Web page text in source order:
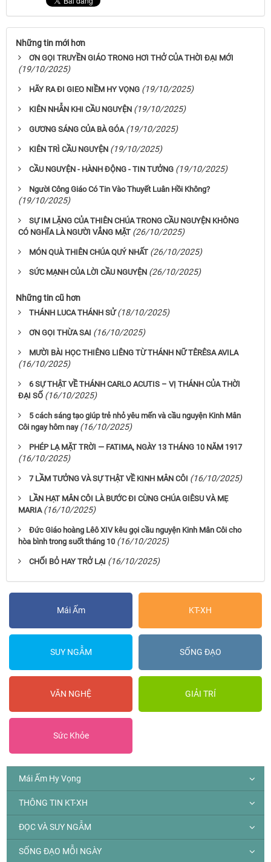
Những tin mới hơn
ƠN GỌI TRUYỀN GIÁO TRONG HƠI THỞ CỦA THỜI ĐẠI MỚI
(19/10/2025)
HÃY RA ĐI GIEO NIỀM HY VỌNG (19/10/2025)
KIÊN NHẪN KHI CẦU NGUYỆN (19/10/2025)
GƯƠNG SÁNG CỦA BÀ GÓA (19/10/2025)
KIÊN TRÌ CẦU NGUYỆN (19/10/2025)
CẦU NGUYỆN - HÀNH ĐỘNG - TIN TƯỞNG (19/10/2025)
Người Công Giáo Có Tin Vào Thuyết Luân Hồi Không?
(19/10/2025)
SỰ IM LẶNG CỦA THIÊN CHÚA TRONG CẦU NGUYỆN KHÔNG
CÓ NGHĨA LÀ NGƯỜI VẮNG MẶT (26/10/2025)
MÓN QUÀ THIÊN CHÚA QUÝ NHẤT (26/10/2025)
SỨC MẠNH CỦA LỜI CẦU NGUYỆN (26/10/2025)
Những tin cũ hơn
THÁNH LUCA THÁNH SỬ (18/10/2025)
ƠN GỌI THỪA SAI (16/10/2025)
MƯỜI BÀI HỌC THIÊNG LIÊNG TỪ THÁNH NỮ TÊRÊSA AVILA
(16/10/2025)
6 SỰ THẬT VỀ THÁNH CARLO ACUTIS – VỊ THÁNH CỦA THỜI
ĐẠI SỐ (16/10/2025)
5 cách sáng tạo giúp trẻ nhỏ yêu mến và cầu nguyện Kinh Mân
Côi ngay hôm nay (16/10/2025)
PHÉP LẠ MẶT TRỜI — FATIMA, NGÀY 13 THÁNG 10 NĂM 1917
(16/10/2025)
7 LẦM TƯỞNG VÀ SỰ THẬT VỀ KINH MÂN CÔI (16/10/2025)
LẦN HẠT MÂN CÔI LÀ BƯỚC ĐI CÙNG CHÚA GIÊSU VÀ MẸ
MARIA (16/10/2025)
Đức Giáo hoàng Lêô XIV kêu gọi cầu nguyện Kinh Mân Côi cho
hòa bình trong suốt tháng 10 (16/10/2025)
CHỐI BỎ HAY TRỞ LẠI (16/10/2025)
Mái Ấm KT-XH
SUY NGẪM SỐNG ĐẠO
VĂN NGHỆ GIẢI TRÍ
Sức Khỏe
Mái Ấm Hy Vọng
THÔNG TIN KT-XH
ĐỌC VÀ SUY NGẪM
SỐNG ĐẠO MỖI NGÀY